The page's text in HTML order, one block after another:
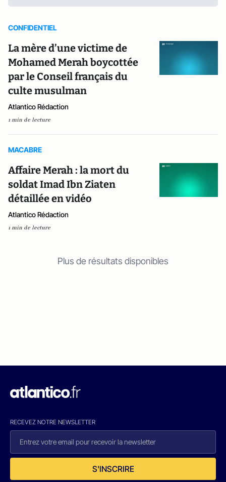
CONFIDENTIEL
La mère d’une victime de
Mohamed Merah boycottée
par le Conseil français du
culte musulman
Atlantico Rédaction
1 min de lecture
MACABRE
Affaire Merah : la mort du
soldat Imad Ibn Ziaten
détaillée en vidéo
Atlantico Rédaction
1 min de lecture
Plus de résultats disponibles
RECEVEZ NOTRE NEWSLETTER
S'INSCRIRE